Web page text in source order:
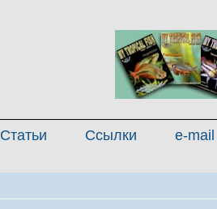
Статьи Ссылки e-mail